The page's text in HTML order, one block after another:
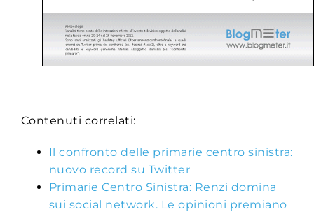
Contenuti correlati:
Il confronto delle primarie centro sinistra:
nuovo record su Twitter
Primarie Centro Sinistra: Renzi domina
sui social network. Le opinioni premiano